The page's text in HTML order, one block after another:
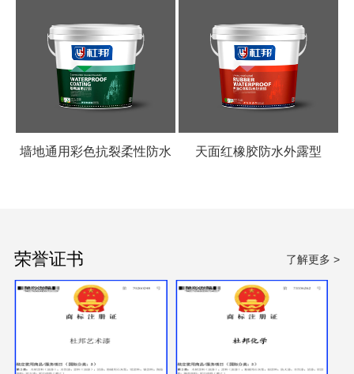
墙地通用彩色抗裂柔性防水 天面红橡胶防水外露型
荣誉证书 了解更多 >